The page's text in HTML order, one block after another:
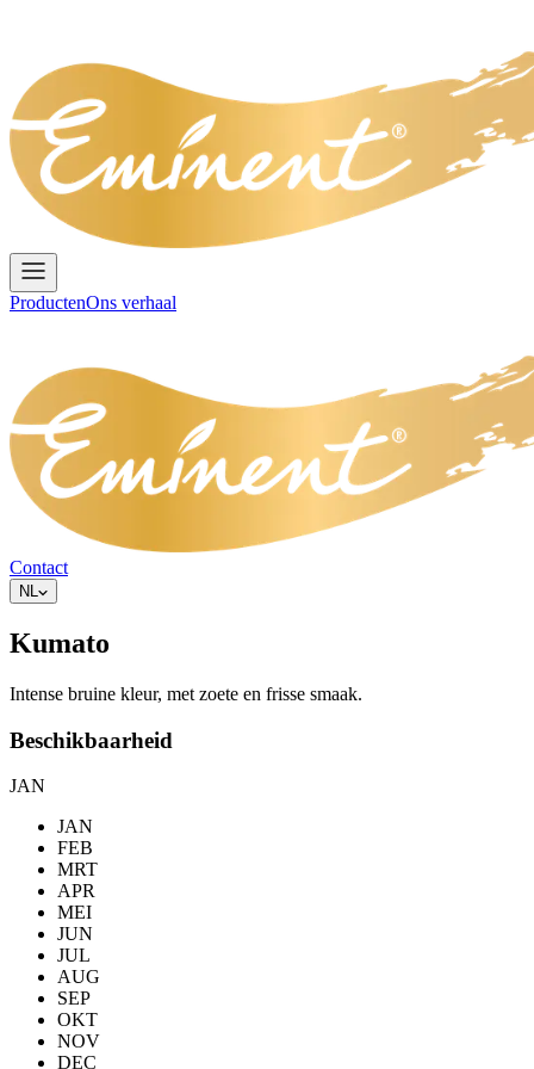
ProductenOns verhaal
Contact
NL
Kumato
Intense bruine kleur, met zoete en frisse smaak.
Beschikbaarheid
JAN
JAN
FEB
MRT
APR
MEI
JUN
JUL
AUG
SEP
OKT
NOV
DEC